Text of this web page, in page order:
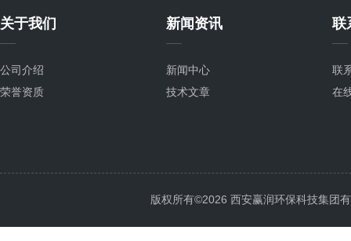
关于我们
公司介绍
荣誉资质
新闻资讯
新闻中心
技术文章
联
联
在
版权所有©2026 西安赢润环保科技集团